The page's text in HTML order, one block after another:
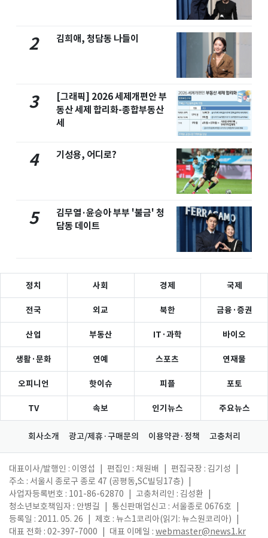
2 김희애, 청담동 나들이
3
[그래픽] 2026 세제개편안 부
동산 세제 합리화-종합부동산
세
4 기성용, 어디로?
5
김무열·윤승아 부부 '불금' 청
담동 데이트
정치 사회 경제 국제
전국 외교 북한 금융·증권
산업 부동산 IT·과학 바이오
생활·문화 연예 스포츠 연재물
오피니언 핫이슈 피플 포토
TV 속보 인기뉴스 주요뉴스
회사소개 광고/제휴·구매문의 이용약관·정책 고충처리
대표이사/발행인 : 이영섭 편집인 : 채원배 편집국장 : 김기성
주소 : 서울시 종로구 종로 47 (공평동,SC빌딩17층)
사업자등록번호 : 101-86-62870
고충처리인 : 김성환
청소년보호책임자 : 안병길
통신판매업신고 : 서울종로 0676호
등록일 : 2011. 05. 26
제호 : 뉴스1코리아(읽기: 뉴스원코리아)
대표 전화 : 02-397-7000
대표 이메일 : webmaster@news1.kr